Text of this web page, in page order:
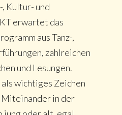
, Kultur- und
erwartet das
aus Tanz-,
zahlreichen
und Lesungen.
wichtiges Zeichen
Miteinander in der